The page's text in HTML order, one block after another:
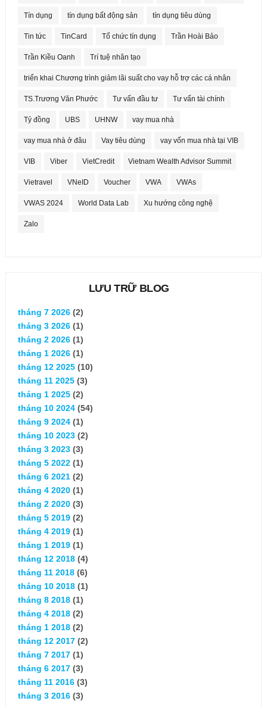
Tín dụng tín dụng bất động sản tín dụng tiêu dùng
Tin tức TinCard Tổ chức tín dụng Trần Hoài Bảo
Trần Kiều Oanh Trí tuệ nhân tạo
triển khai Chương trình giảm lãi suất cho vay hỗ trợ các cá nhân
TS.Trương Văn Phước Tư vấn đầu tư Tư vấn tài chính
Tỷ đồng UBS UHNW vay mua nhà
vay mua nhà ở đâu Vay tiêu dùng vay vốn mua nhà tại VIB
VIB Viber VietCredit Vietnam Wealth Advisor Summit
Vietravel VNeID Voucher VWA VWAs
VWAS 2024 World Data Lab Xu hướng công nghệ
Zalo
LƯU TRỮ BLOG
tháng 7 2026(2)
tháng 3 2026(1)
tháng 2 2026(1)
tháng 1 2026(1)
tháng 12 2025(10)
tháng 11 2025(3)
tháng 1 2025(2)
tháng 10 2024(54)
tháng 9 2024(1)
tháng 10 2023(2)
tháng 3 2023(3)
tháng 5 2022(1)
tháng 6 2021(2)
tháng 4 2020(1)
tháng 2 2020(3)
tháng 5 2019(2)
tháng 4 2019(1)
tháng 1 2019(1)
tháng 12 2018(4)
tháng 11 2018(6)
tháng 10 2018(1)
tháng 8 2018(1)
tháng 4 2018(2)
tháng 1 2018(2)
tháng 12 2017(2)
tháng 7 2017(1)
tháng 6 2017(3)
tháng 11 2016(3)
tháng 3 2016(3)